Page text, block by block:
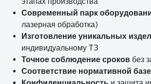
Современный парк
лазерная обработка)
Изготовление уникальных
индивидуальному ТЗ
Точное соблюдение сроков без
Соответствие нормативной